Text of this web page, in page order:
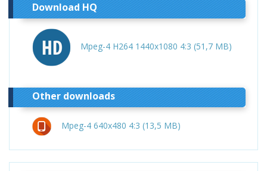
Download HQ
Mpeg-4 H264 1440x1080 4:3 (51,7 MB)
Other downloads
Mpeg-4 640x480 4:3 (13,5 MB)